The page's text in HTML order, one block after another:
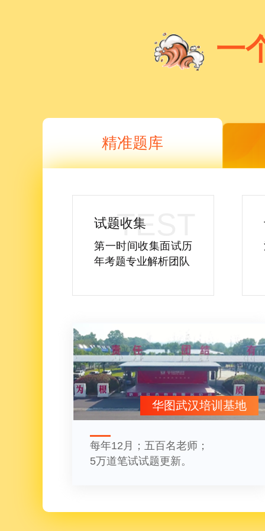
一
精准题库
试题收集
第一时间收集面试历
年考题专业解析团队
华图武汉培训基地
每年12月；五百名老师；
5万道笔试试题更新。